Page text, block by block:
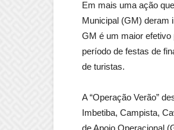
Em mais uma ação
Municipal (GM) deram
GM é um maior efetivo
período de festas de
de turistas.
A “Operação Verão”
Imbetiba, Campista,
de Apoio Operacional